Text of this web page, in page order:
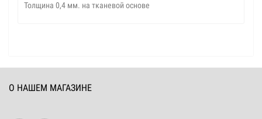
Толщина 0,4 мм. на тканевой основе
О НАШЕМ МАГАЗИНЕ